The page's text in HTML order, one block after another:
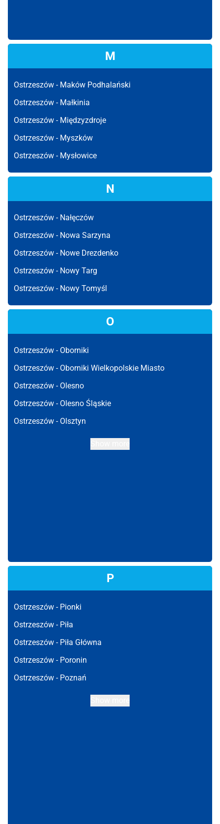
M
Ostrzeszów - Maków Podhalański
Ostrzeszów - Małkinia
Ostrzeszów - Międzyzdroje
Ostrzeszów - Myszków
Ostrzeszów - Mysłowice
N
Ostrzeszów - Nałęczów
Ostrzeszów - Nowa Sarzyna
Ostrzeszów - Nowe Drezdenko
Ostrzeszów - Nowy Targ
Ostrzeszów - Nowy Tomyśl
O
Ostrzeszów - Oborniki
Ostrzeszów - Oborniki Wielkopolskie Miasto
Ostrzeszów - Olesno
Ostrzeszów - Olesno Śląskie
Ostrzeszów - Olsztyn
P
Ostrzeszów - Pionki
Ostrzeszów - Piła
Ostrzeszów - Piła Główna
Ostrzeszów - Poronin
Ostrzeszów - Poznań